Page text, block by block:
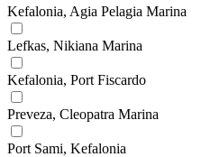
Kefalonia, Agia Pelagia Marina
Lefkas, Nikiana Marina
Kefalonia, Port Fiscardo
Preveza, Cleopatra Marina
Port Sami, Kefalonia